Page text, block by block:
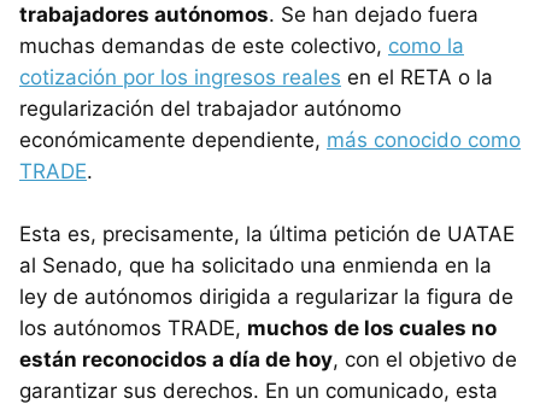
trabajadores autónomos. Se han dejado fuera
muchas demandas de este colectivo, como la
cotización por los ingresos reales en el RETA o la
regularización del trabajador autónomo
económicamente dependiente, más conocido como
TRADE.
Esta es, precisamente, la última petición de UATAE
al Senado, que ha solicitado una enmienda en la
ley de autónomos dirigida a regularizar la figura de
los autónomos TRADE, muchos de los cuales no
están reconocidos a día de hoy, con el objetivo de
garantizar sus derechos. En un comunicado, esta